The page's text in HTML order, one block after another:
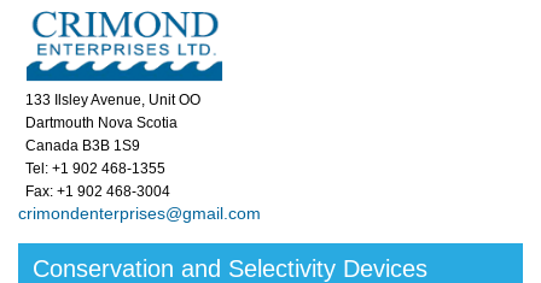
133 Ilsley Avenue, Unit OO
Dartmouth Nova Scotia
Canada B3B 1S9
Tel: +1 902 468-1355
Fax: +1 902 468-3004
crimondenterprises@gmail.com
Conservation and Selectivity Devices